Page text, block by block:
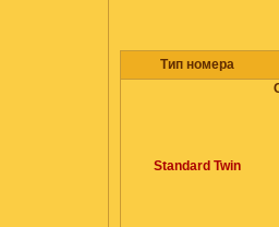
Тип номера
Standard Twin